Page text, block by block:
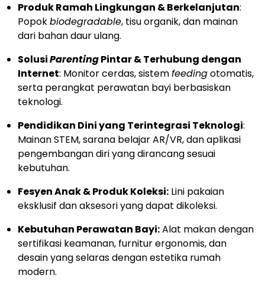
Produk Ramah Lingkungan & Berkelanjutan:
Popokbiodegradable, tisu organik, dan mainan
dari bahan daur ulang.
SolusiParentingPintar & Terhubung dengan
Internet: Monitor cerdas, sistemfeedingotomatis,
serta perangkat perawatan bayi berbasiskan
teknologi.
Pendidikan Dini yang Terintegrasi Teknologi:
Mainan STEM, sarana belajar AR/VR, dan aplikasi
pengembangan diri yang dirancang sesuai
kebutuhan.
Fesyen Anak & Produk Koleksi: Lini pakaian
eksklusif dan aksesori yang dapat dikoleksi.
Kebutuhan Perawatan Bayi:Alat makan dengan
sertifikasi keamanan, furnitur ergonomis, dan
desain yang selaras dengan estetika rumah
modern.